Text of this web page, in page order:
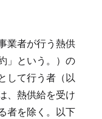
業者が行う熱供
」という。）の
して行う者（以
、熱供給を受け
者を除く。以下